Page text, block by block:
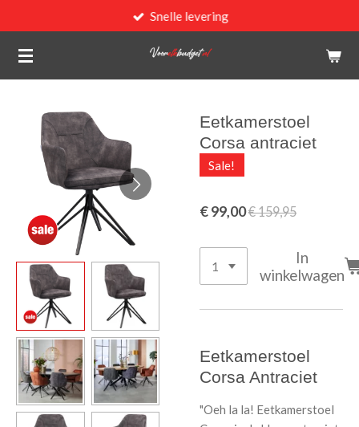
direct
naar
Snelle levering
Eetkamerstoel
Corsa antraciet
Sale!
€ 99,00€ 159,95
In
winkelwagen
Eetkamerstoel
Corsa Antraciet
"Oeh la la! Eetkamerstoel